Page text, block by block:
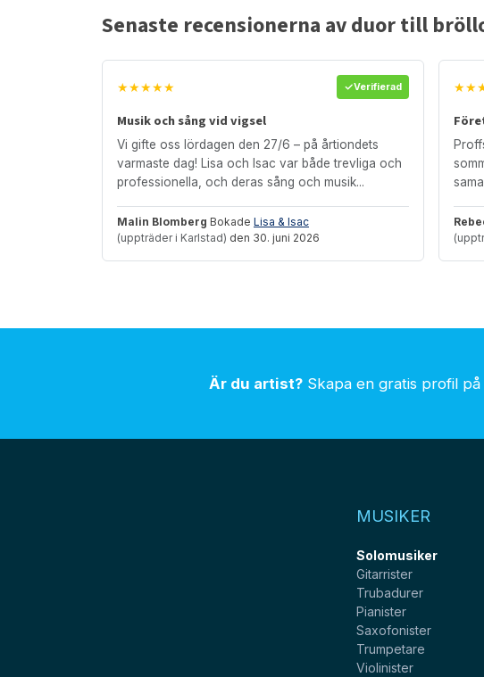
Senaste recensionerna av duor till
★★★★★ Verifierad
Musik och sång vid vigsel
Vi gifte oss lördagen den 27/6 – på årtiondets
varmaste dag! Lisa och Isac var både trevliga och
professionella, och deras sång och musik...
Malin Blomberg Bokade Lisa & Isac
(uppträder i Karlstad) den 30. juni 2026
Är du artist? Skapa en gratis profil
MUSIKER
Solomusiker
Gitarrister
Trubadurer
Pianister
Saxofonister
Trumpetare
Violinister